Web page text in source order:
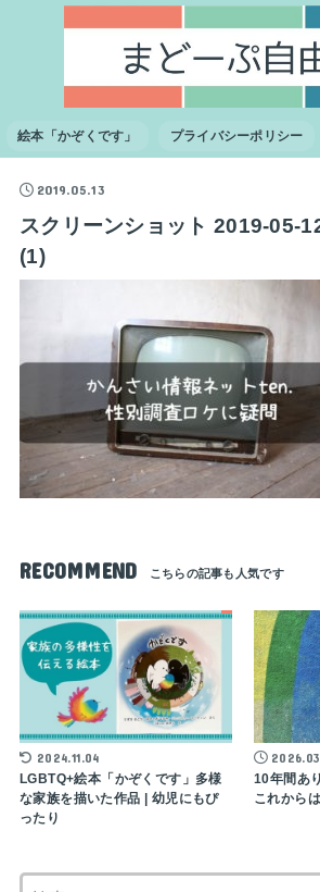
絵本「かぞくです」 プライバシーポリシー
2019.05.13
スクリーンショット 2019-05-
(1)
RECOMMEND
2024.11.04
LGBTQ+絵本「かぞくです」多様
な家族を描いた作品 | 幼児にもぴ
ったり
10年間あ
これから